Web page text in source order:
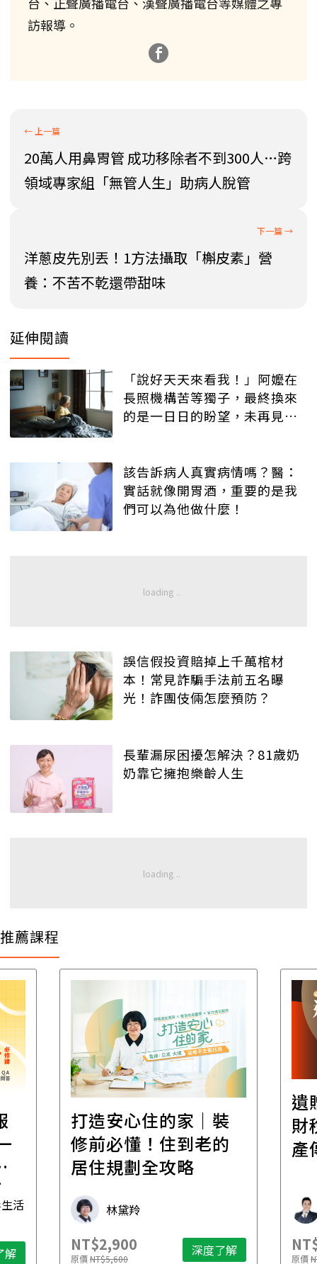
訪報導。
20萬人用鼻胃管 成功移除者不到300人…跨
領域專家組「無管人生」助病人脫管
洋蔥皮先別丟！1方法攝取「槲皮素」營
養：不苦不乾還帶甜味
延伸閱讀
「說好天天來看我！」阿嬤在
長照機構苦等獨子，最終換來
的是一日日的盼望，未再見過
該告訴病人真實病情嗎？醫：
實話就像開胃酒，重要的是我
們可以為他做什麼！
誤信假投資賠掉上千萬棺材
本！常見詐騙手法前五名曝
光！詐團伎倆怎麼預防？
長輩漏尿困擾怎解決？81歲奶
奶靠它擁抱樂齡人生
推薦課程
活
解
打造安心住的家｜裝
修前必懂！住到老的
居住規劃全攻略
林黛羚
NT$2,900
原價NT$5,600 深度了解
遺
財
產
原價